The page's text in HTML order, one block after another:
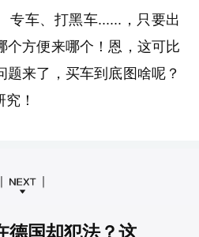
专车、打黑车......，只要出
个方便来哪个！恩，这可比
题来了，买车到底图啥呢？
！
德国却犯法？这